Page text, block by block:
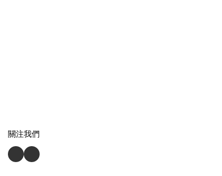
關注我們